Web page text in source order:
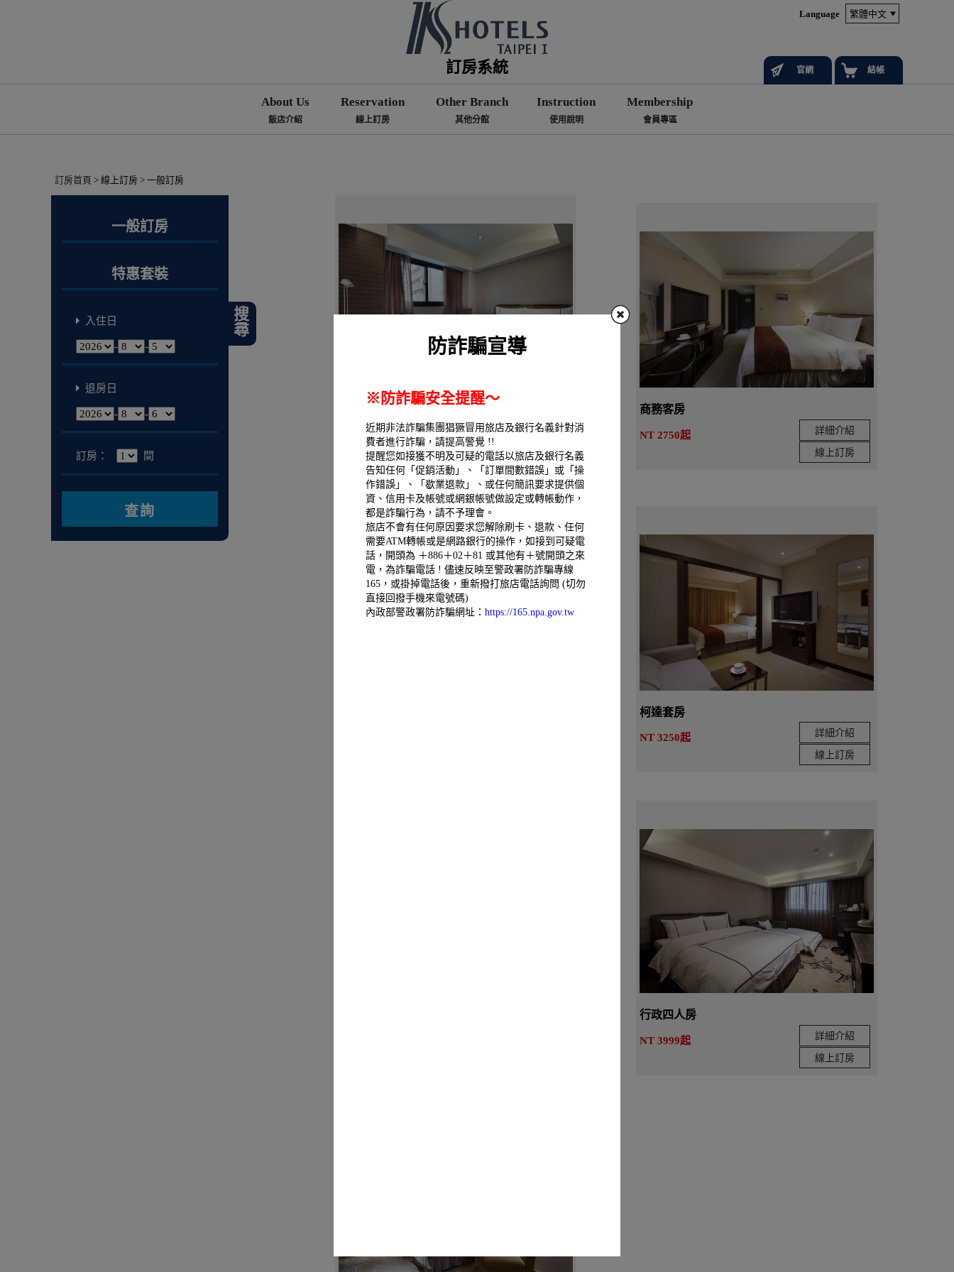
Language
訂房系統
About Us
飯店介紹
Reservation
線上訂房
Other Branch
其他分館
Instruction
使用說明
Membership
會員專區
官網 結帳
訂房首頁 > 線上訂房 > 一般訂房
一般訂房
特惠套裝
搜尋
入住日
- -
退房日
- -
訂房： 間
標準客房
詳細介紹
NT 2550起
線上訂房
商務客房
詳細介紹
NT 2750起
線上訂房
柯達套房
詳細介紹
NT 3250起
線上訂房
行政四人房
詳細介紹
NT 3999起
線上訂房
防詐騙宣導
※防詐騙安全提醒～
近期非法詐騙集團猖獗冒用旅店及銀行名義針對消
費者進行詐騙，請提高警覺 !!
提醒您如接獲不明及可疑的電話以旅店及銀行名義
告知任何「促銷活動」、「訂單間數錯誤」或「操
作錯誤」、「歇業退款」、或任何簡訊要求提供個
資、信用卡及帳號或網銀帳號做設定或轉帳動作，
都是詐騙行為，請不予理會。
旅店不會有任何原因要求您解除刷卡、退款、任何
需要ATM轉帳或是網路銀行的操作，如接到可疑電
話，開頭為 ＋886＋02＋81 或其他有＋號開頭之來
電，為詐騙電話 ! 儘速反映至警政署防詐騙專線
165，或掛掉電話後，重新撥打旅店電話詢問 (切勿
直接回撥手機來電號碼)
內政部警政署防詐騙網址： https://165.npa.gov.tw